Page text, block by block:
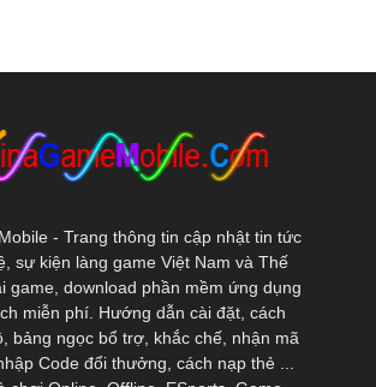
- Trang thông tin cập nhật tin tức
sự kiện làng game Việt Nam và Thế
game, download phần mềm ứng dụng
miễn phí. Hướng dẫn cài đặt, cách
bảng ngọc bổ trợ, khắc chế, nhận mã
Code đổi thưởng, cách nạp thẻ ...